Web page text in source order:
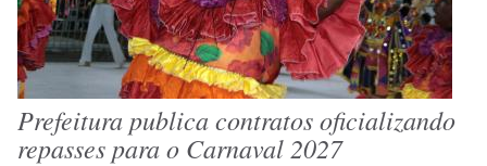
Prefeitura publica contratos oficializando
repasses para o Carnaval 2027